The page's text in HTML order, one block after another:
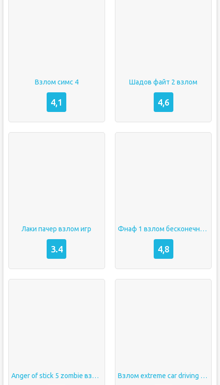
Взлом симс 4
4,1
Шадов файт 2 взлом
4,6
Лаки пачер взлом игр
3.4
Фнаф 1 взлом бесконечная энергия
4,8
Anger of stick 5 zombie взлом Взлом extreme car driving simulator